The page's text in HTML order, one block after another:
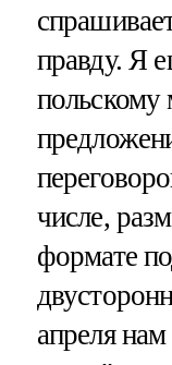
правду. Я
польскому
числе,
формате
апреля